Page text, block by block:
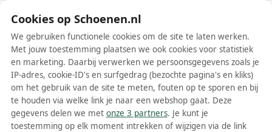
Schoenen.nl
Wis filters Alle filters
René Caovilla dames boots
Cookies op Schoenen.nl
We gebruiken functionele cookies om de site te laten werken.
Met jouw toestemming plaatsen we ook cookies voor statistiek
en marketing. Daarbij verwerken we persoonsgegevens zoals je
IP-adres, cookie-ID's en surfgedrag (bezochte pagina's en kliks)
om het gebruik van de site te meten, fouten op te sporen en bij
te houden via welke link je naar een webshop gaat. Deze
gegevens delen we met onze 3 partners. Je kunt je
toestemming op elk moment intrekken of wijzigen via de link